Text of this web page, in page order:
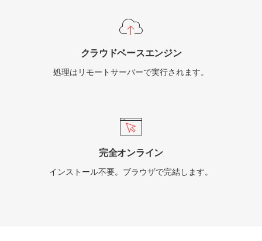
クラウドベースエンジン
処理はリモートサーバーで実行されます。
完全オンライン
インストール不要。ブラウザで完結します。